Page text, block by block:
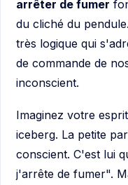
arrêter de fumer
du cliché du
très logique qui
de commande de
inconscient.
Imaginez votre
iceberg. La petite
conscient. C'est lui
j'arrête de fumer".